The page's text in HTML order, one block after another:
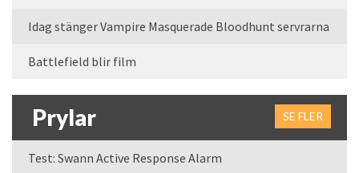
Idag stänger Vampire Masquerade Bloodhunt servrarna
Battlefield blir film
Prylar SE FLER
Test: Swann Active Response Alarm